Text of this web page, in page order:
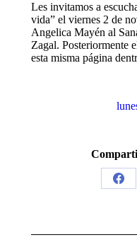
Les invitamos a
vida” el viernes 2 de
Angelica Mayén al
Zagal. Posteriormente
esta misma página